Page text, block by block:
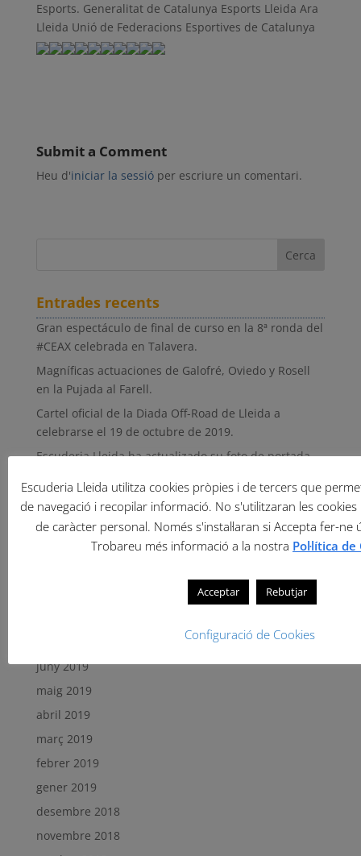
Esports. Generalitat de Catalunya Esports Lleida Ara
Lleida Unió de Federacions Esportives de Catalunya
Submit a Comment
Heu d'iniciar la sessióper escriure un comentari.
Entrades recents
Gran espectáculo de final de curso en la 8ª ronda del
#CEAX celebrada en Talavera.
Magníficas actuaciones de Galofré, Oviedo y Rosell
en la Pujada al Farell.
Cartel oficial de la Diada Off-Road de Lleida a
celebrarse el 19 de octubre de 2019.
Escuderia Lleida ha actualizado su foto de portada.
Serrat y Tort vencen en Daroca.
Comentaris recents
juny 2019
maig 2019
abril 2019
març 2019
febrer 2019
gener 2019
desembre 2018
novembre 2018
Escuderia Lleida utilitza cookies pròpies i de tercers que
de navegació i recopilar informació. No s'utilitzaran les
de caràcter personal. Només s'instal·laran si Accepta fer-ne
Trobareu més informació a la nostra Pol·lítica
Acceptar Rebutjar
Configuració de Cookies